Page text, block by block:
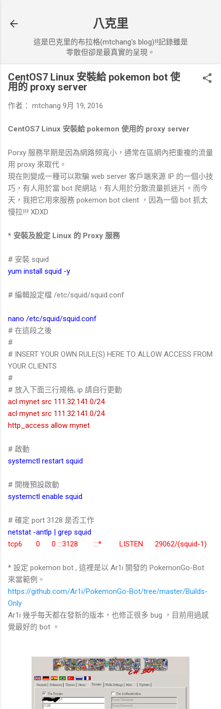
八克里
這是巴克里的布拉格(mtchang's blog)!!記錄雖是
零散但卻是最真實的呈現。
CentOS7 Linux 安裝給 pokemon bot 使
用的 proxy server
作者： mtchang 9月 19, 2016
CentOS7 Linux 安裝給 pokemon 使用的 proxy server
Porxy 服務早期是因為網路頻寬小，通常在區網內把重複的流量
用 proxy 來取代。
現在則變成一種可以欺騙 web server 客戶端來源 IP 的一個小技
巧，有人用於當 bot 爬網站，有人用於分散流量抓迷片。而今
天，我把它用來服務 pokemon bot client ，因為一個 bot 抓太
慢拉!!! XDXD
* 安裝及設定 Linux 的 Proxy 服務
# 安裝 squid
yum install squid -y
# 編輯設定檔 /etc/squid/squid.conf
nano /etc/squid/squid.conf
# 在這段之後
#
# INSERT YOUR OWN RULE(S) HERE TO ALLOW ACCESS FROM
YOUR CLIENTS
#
# 放入下面三行規格, ip 請自行更動
acl mynet src 111.32.141.0/24
acl mynet src 111.32.141.0/24
http_access allow mynet
# 啟動
systemctl restart squid
# 開機預設啟動
systemctl enable squid
# 確定 port 3128 是否工作
netstat -antlp | grep squid
tcp6 0 0 :::3128 :::* LISTEN 29062/(squid-1)
* 設定 pokemon bot , 這裡是以 Ar1i 開發的 PokemonGo-Bot
來當範例。
https://github.com/Ar1i/PokemonGo-Bot/tree/master/Builds-
Only
Ar1i 幾乎每天都在發新的版本，也修正很多 bug ，目前用過感
覺最好的 bot 。